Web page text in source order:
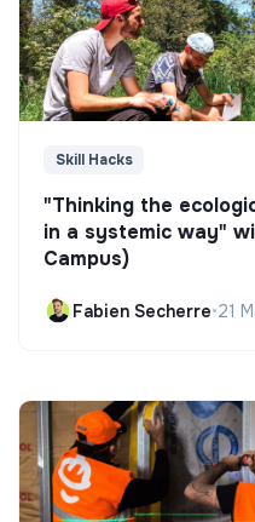
Skill Hacks
"Thinking the
in a systemic way"
Campus)
Fabien Secherre•21